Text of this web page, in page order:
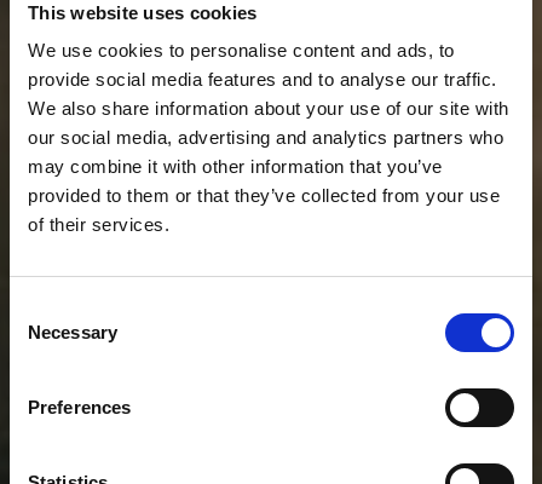
This website uses cookies
We use cookies to personalise content and ads, to
provide social media features and to analyse our traffic.
We also share information about your use of our site with
our social media, advertising and analytics partners who
may combine it with other information that you’ve
provided to them or that they’ve collected from your use
of their services.
Selection
Necessary
Preferences